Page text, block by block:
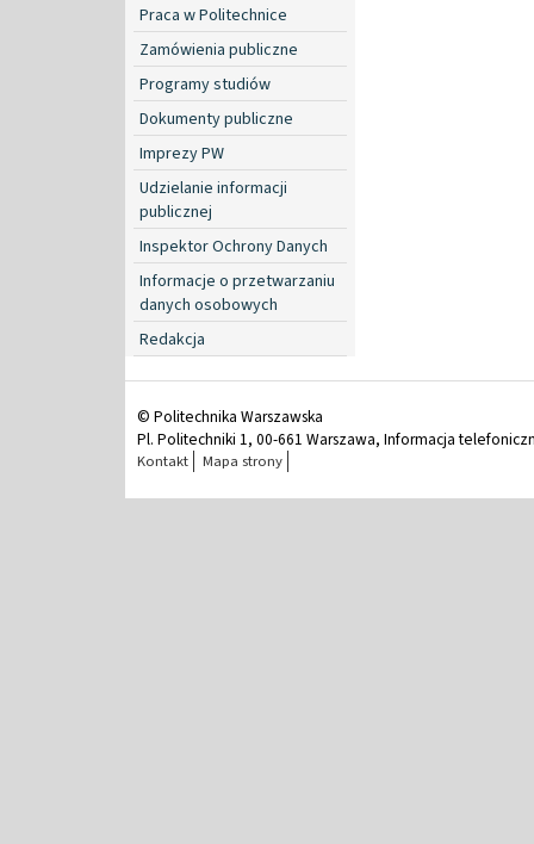
Praca w Politechnice
Zamówienia publiczne
Programy studiów
Dokumenty publiczne
Imprezy PW
Udzielanie informacji
publicznej
Inspektor Ochrony Danych
Informacje o przetwarzaniu
danych osobowych
Redakcja
© Politechnika Warszawska
Pl. Politechniki 1, 00-661 Warszawa, Informacja
Kontakt Mapa strony